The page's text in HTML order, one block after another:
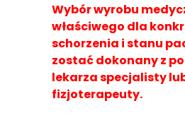
Wybór wyrobu
właściwego dla
schorzenia i stanu
zostać dokonany z
lekarza specjalisty
fizjoterapeuty.